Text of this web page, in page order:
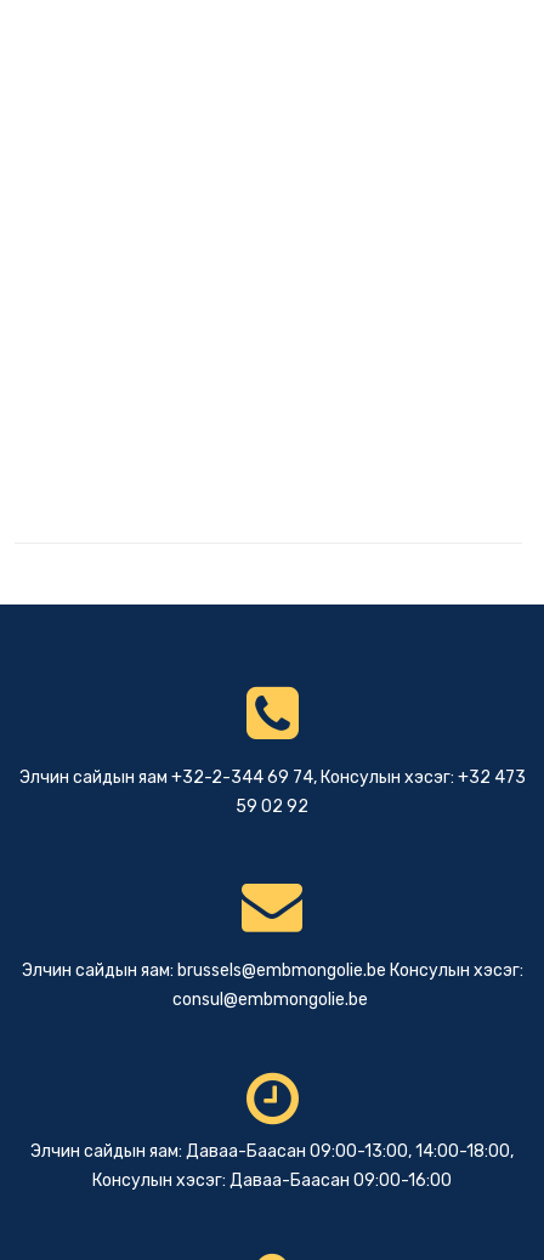
Элчин сайдын яам +32-2-344 69 74, Консулын хэсэг: +32 473
59 02 92
Элчин сайдын яам: brussels@embmongolie.be Консулын хэсэг:
consul@embmongolie.be
Элчин сайдын яам: Даваа-Баасан 09:00-13:00, 14:00-18:00,
Консулын хэсэг: Даваа-Баасан 09:00-16:00